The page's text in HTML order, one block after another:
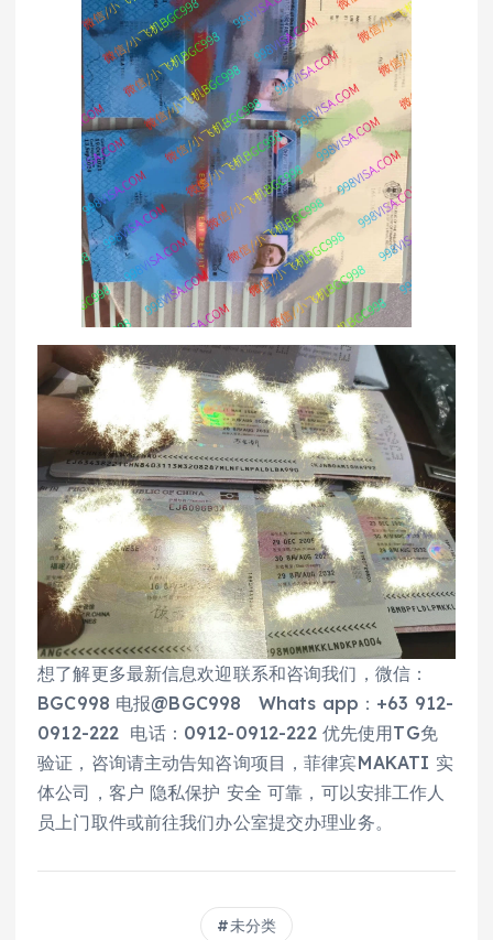
想了解更多最新信息欢迎联系和咨询我们，微信：
BGC998 电报@BGC998 Whats app：+63 912-
0912-222 电话：0912-0912-222 优先使用TG免
验证，咨询请主动告知咨询项目，菲律宾MAKATI 实
体公司，客户 隐私保护 安全 可靠，可以安排工作人
员上门取件或前往我们办公室提交办理业务。
未分类